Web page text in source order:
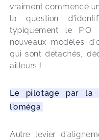
vraiment commencé
la question
typiquement le
nouveaux modèles
qui sont détachés,
ailleurs !
Le pilotage par la
l’oméga
Autre levier